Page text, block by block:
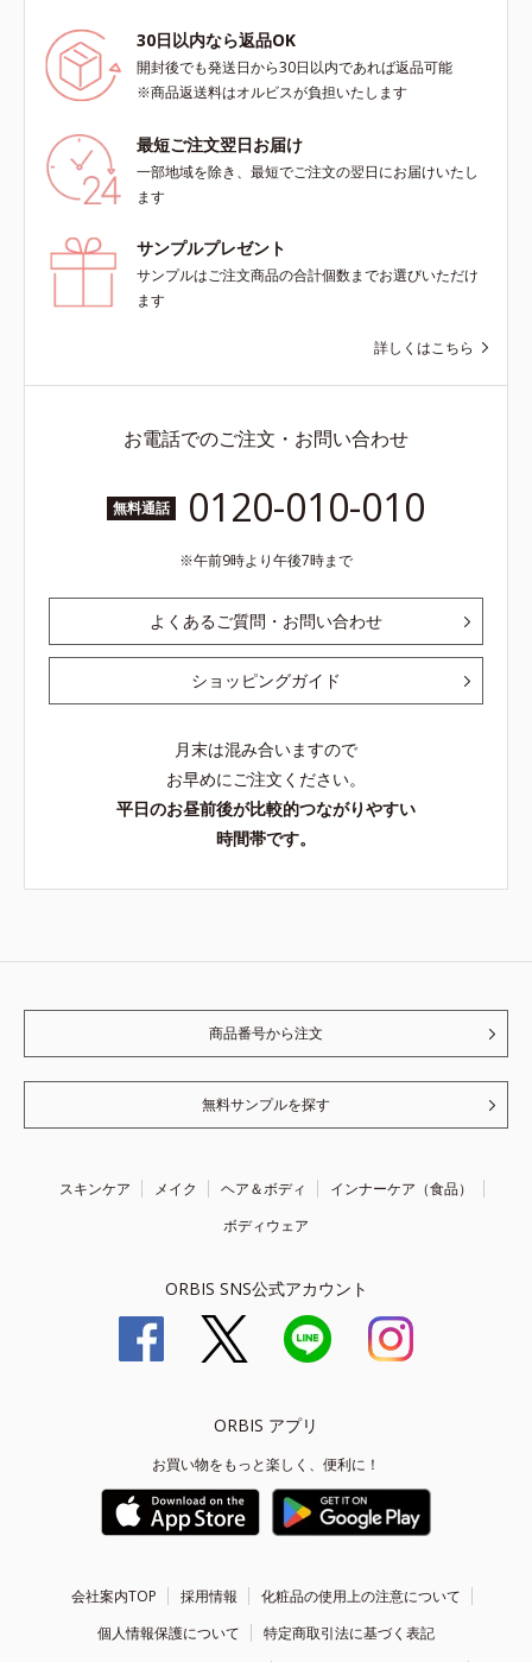
30日以内なら返品OK
開封後でも発送日から30日以内であれば返品可能
※商品返送料はオルビスが負担いたします
最短ご注文翌日お届け
一部地域を除き、最短でご注文の翌日にお届けいたし
ます
サンプルプレゼント
サンプルはご注文商品の合計個数までお選びいただけ
ます
詳しくはこちら
お電話でのご注文・お問い合わせ
無料通話 0120-010-010
午前9時より午後7時まで
よくあるご質問・お問い合わせ
ショッピングガイド
月末は混み合いますので
お早めにご注文ください。
平日のお昼前後が比較的つながりやすい
時間帯です。
商品番号から注文
無料サンプルを探す
スキンケア メイク ヘア＆ボディ
インナーケア（食品）
ボディウェア
ORBIS SNS公式アカウント
ORBIS アプリ
お買い物をもっと楽しく、便利に！
会社案内TOP 採用情報
化粧品の使用上の注意について
個人情報保護について
特定商取引法に基づく表記